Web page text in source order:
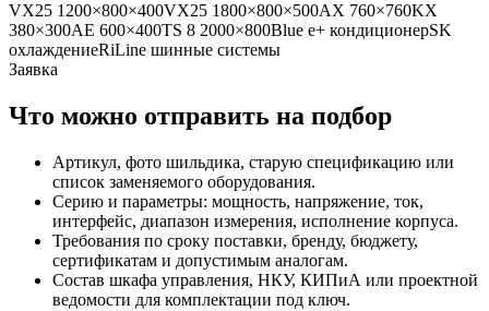
VX25 1200×800×400VX25 1800×800×500AX 760×760KX
380×300AE 600×400TS 8 2000×800Blue e+ кондиционерSK
охлаждениеRiLine шинные системы
Заявка
Что можно отправить на подбор
Артикул, фото шильдика, старую спецификацию или
список заменяемого оборудования.
Серию и параметры: мощность, напряжение, ток,
интерфейс, диапазон измерения, исполнение корпуса.
Требования по сроку поставки, бренду, бюджету,
сертификатам и допустимым аналогам.
Состав шкафа управления, НКУ, КИПиА или проектной
ведомости для комплектации под ключ.